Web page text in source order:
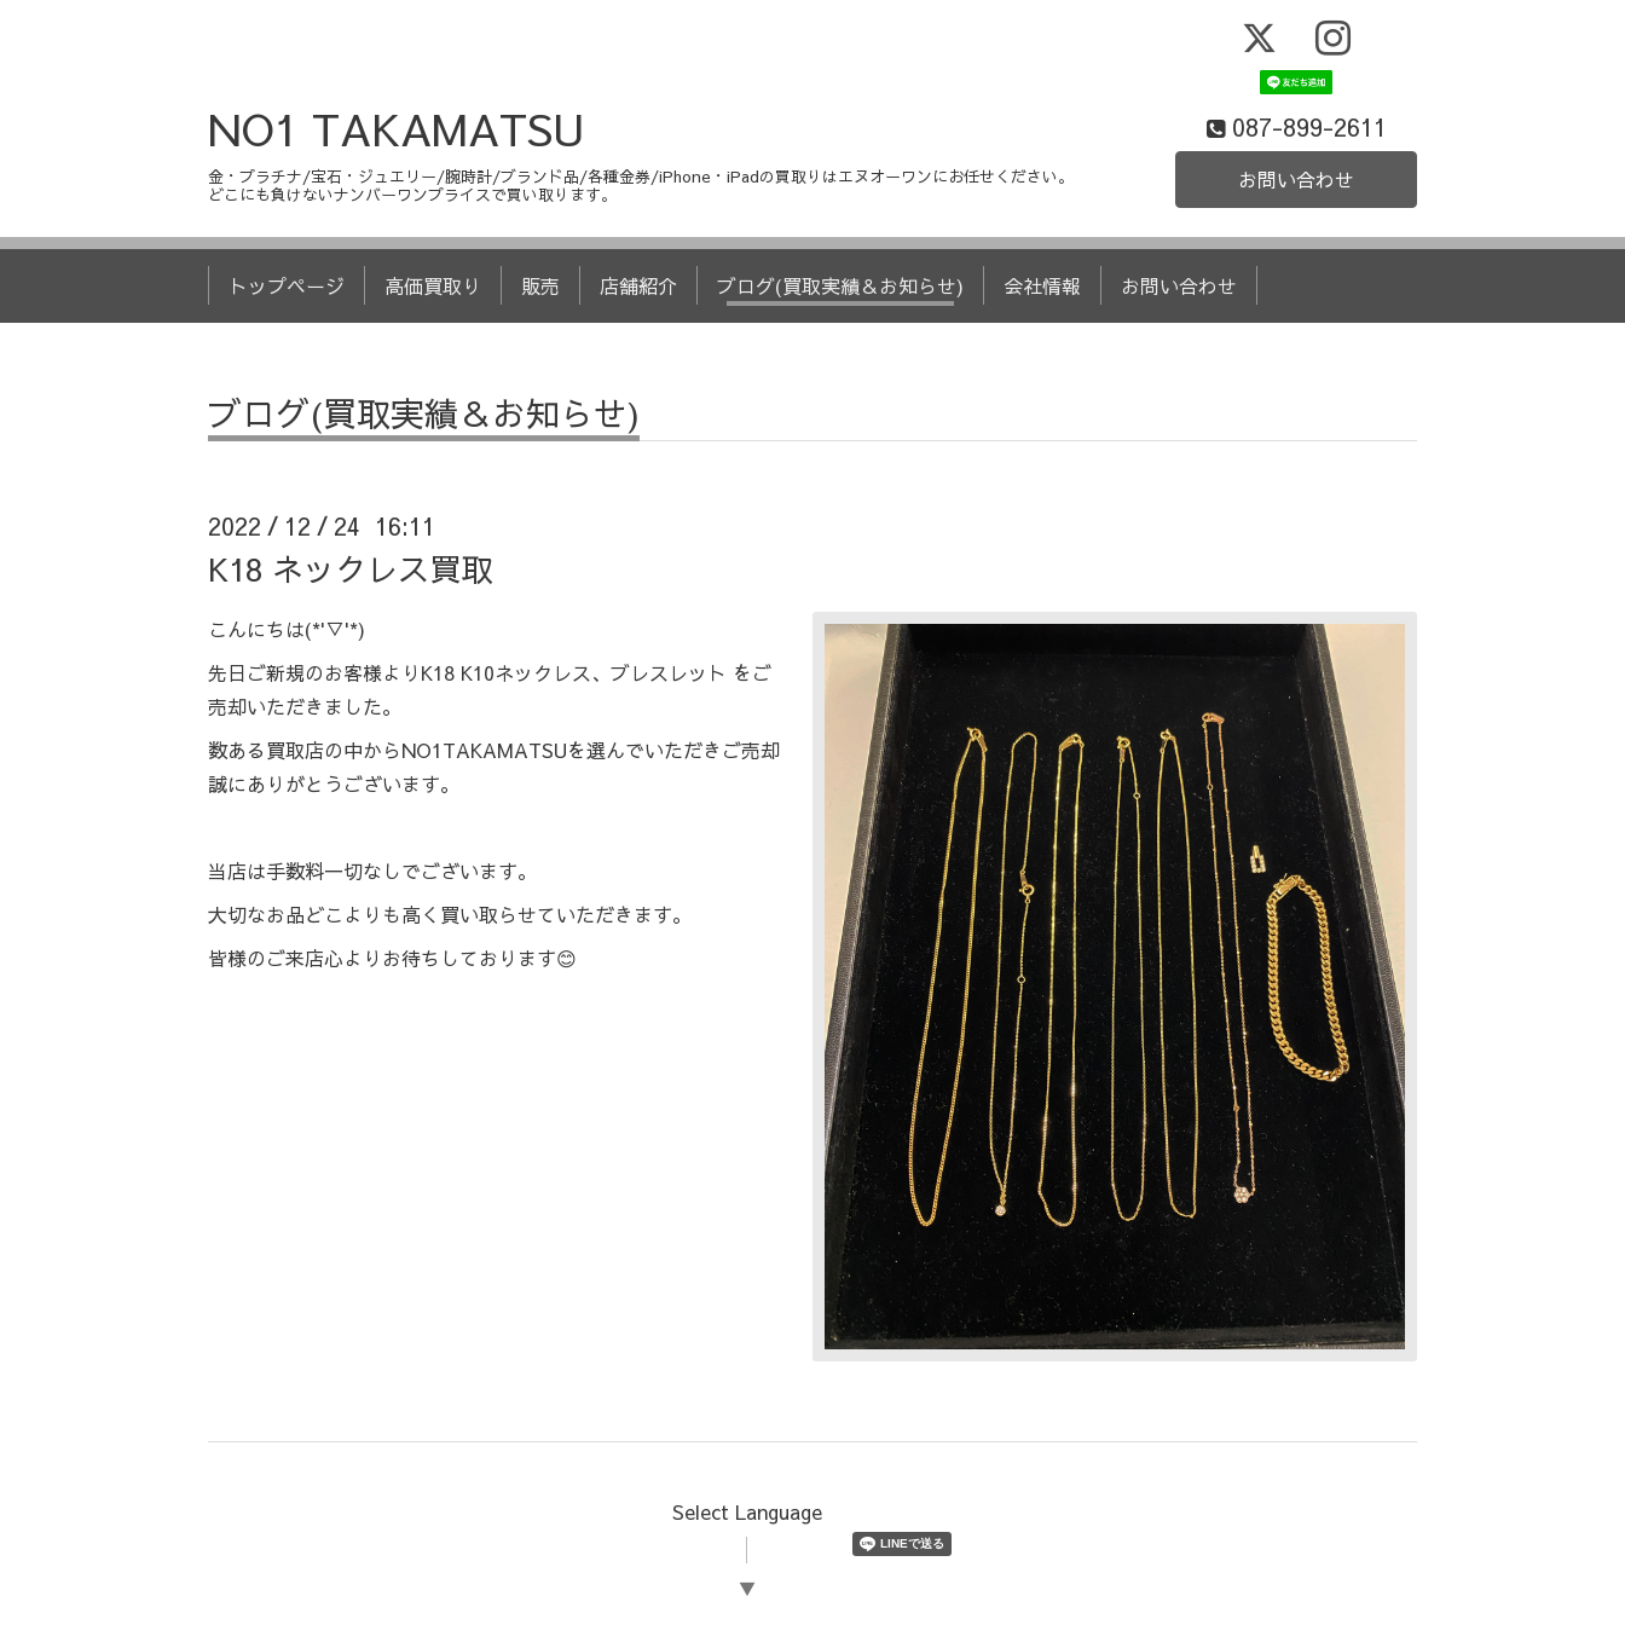
NO1 TAKAMATSU
金・プラチナ/宝石・ジュエリー/腕時計/ブランド品/各種金券/iPhone・iPadの買取りはエヌオーワンにお任せください。
どこにも負けないナンバーワンプライスで買い取ります。
087-899-2611
お問い合わせ
トップページ 高価買取り 販売 店舗紹介 ブログ(買取実績＆お知らせ) 会社情報 お問い合わせ
ブログ(買取実績＆お知らせ)
2022 / 12 / 24 16:11
K18 ネックレス買取
こんにちは(*'▽'*)
先日ご新規のお客様よりK18 K10ネックレス、ブレスレット をご
売却いただきました。
数ある買取店の中からNO1TAKAMATSUを選んでいただきご売却
誠にありがとうございます。
当店は手数料一切なしでございます。
大切なお品どこよりも高く買い取らせていただきます。
皆様のご来店心よりお待ちしております😊
Select Language
▼